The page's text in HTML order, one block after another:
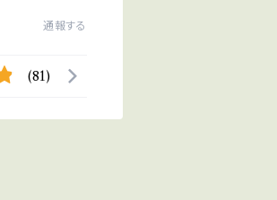
通報する
(81)